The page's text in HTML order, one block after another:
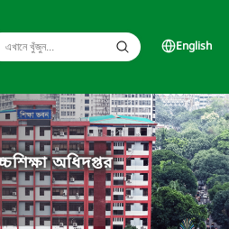
English
অধিদপ্তর